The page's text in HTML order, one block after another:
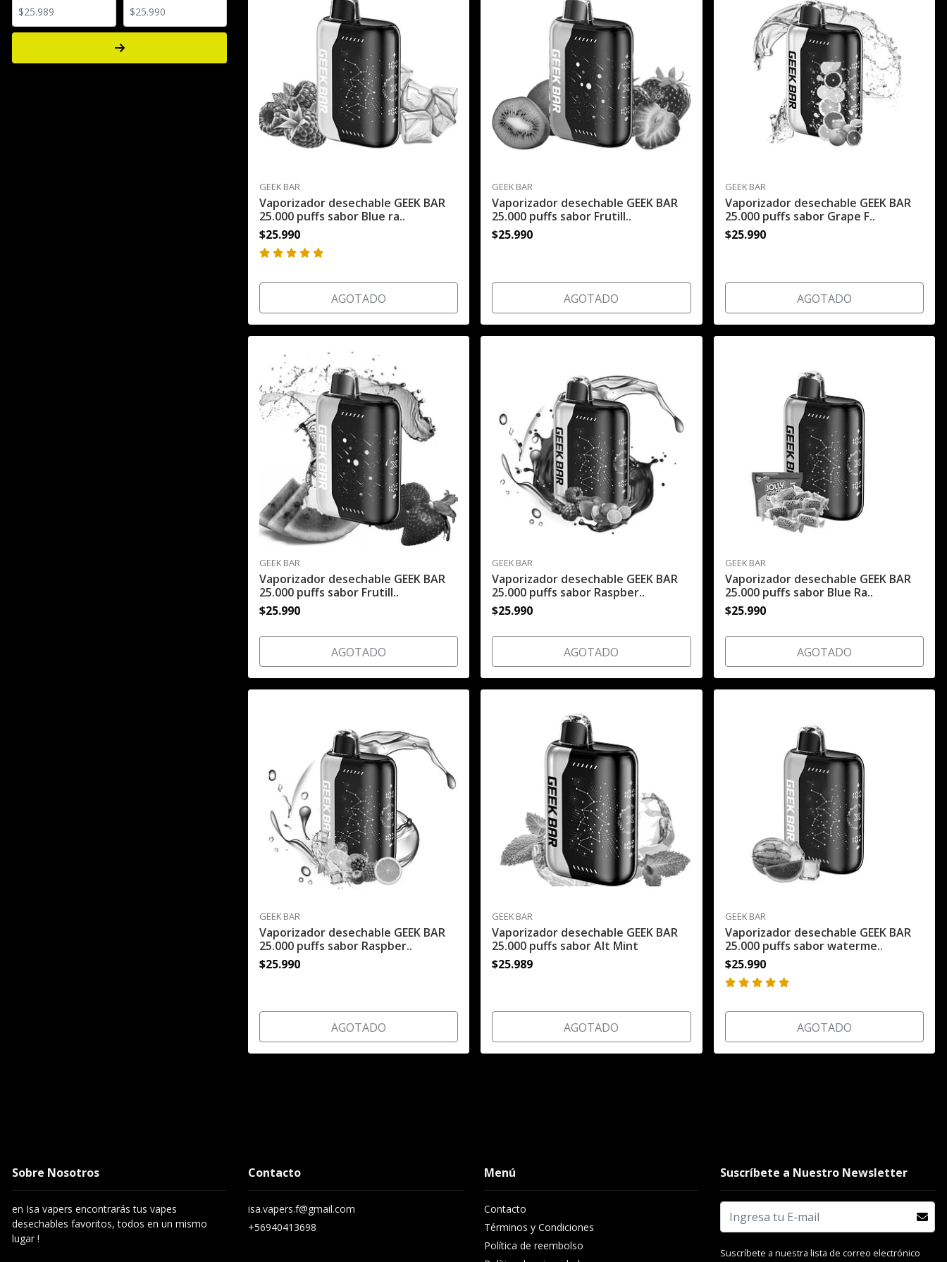
GEEK BAR
Vaporizador desechable GEEK BAR
25.000 puffs sabor Blue ra..
$25.990
AGOTADO
GEEK BAR
Vaporizador desechable GEEK BAR
25.000 puffs sabor Frutill..
$25.990
AGOTADO
GEEK BAR
Vaporizador desechable GEEK BAR
25.000 puffs sabor Grape F..
$25.990
AGOTADO
GEEK BAR
Vaporizador desechable GEEK BAR
25.000 puffs sabor Frutill..
$25.990
AGOTADO
GEEK BAR
Vaporizador desechable GEEK BAR
25.000 puffs sabor Raspber..
$25.990
AGOTADO
GEEK BAR
Vaporizador desechable GEEK BAR
25.000 puffs sabor Blue Ra..
$25.990
AGOTADO
GEEK BAR
Vaporizador desechable GEEK BAR
25.000 puffs sabor Raspber..
$25.990
AGOTADO
GEEK BAR
Vaporizador desechable GEEK BAR
25.000 puffs sabor Alt Mint
$25.989
AGOTADO
GEEK BAR
Vaporizador desechable GEEK BAR
25.000 puffs sabor waterme..
$25.990
AGOTADO
Sobre Nosotros
en Isa vapers encontrarás tus vapes
desechables favoritos, todos en un mismo
lugar !
Contacto
isa.vapers.f@gmail.com
+56940413698
Menú
Contacto
Términos y Condiciones
Política de reembolso
Suscríbete a Nuestro Newsletter
Suscríbete a nuestra lista de correo electrónico